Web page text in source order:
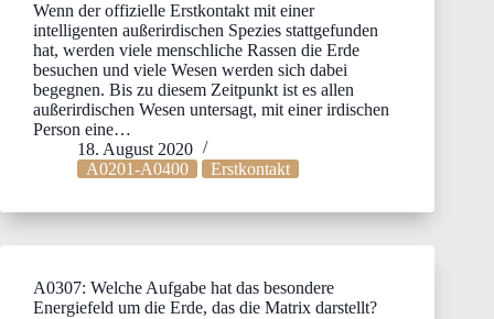
Wenn der offizielle Erstkontakt mit einer
intelligenten außerirdischen Spezies stattgefunden
hat, werden viele menschliche Rassen die Erde
besuchen und viele Wesen werden sich dabei
begegnen. Bis zu diesem Zeitpunkt ist es allen
außerirdischen Wesen untersagt, mit einer irdischen
Person eine…
18. August 2020
A0201-A0400
Erstkontakt
A0307: Welche Aufgabe hat das besondere
Energiefeld um die Erde, das die Matrix darstellt?